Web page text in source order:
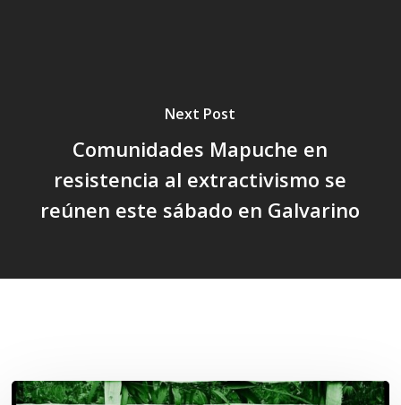
Next Post
Comunidades Mapuche en
resistencia al extractivismo se
reúnen este sábado en Galvarino
Lof